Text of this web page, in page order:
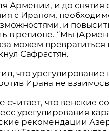
Армении, и до
с Ираном,
и
в регионе. “Мы
можем превратиться
Сафрастян.
что
Ирана не
считает, что венские
урегулирования
рекомендации